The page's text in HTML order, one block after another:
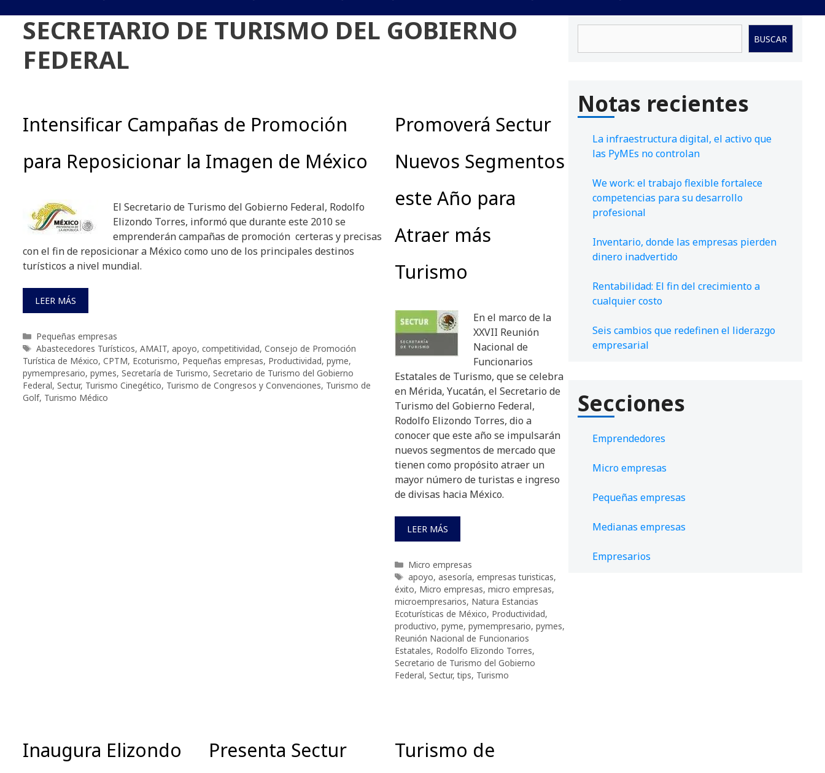
SECRETARIO DE TURISMO DEL GOBIERNO
FEDERAL
Intensificar Campañas de Promoción
para Reposicionar la Imagen de México
El Secretario de Turismo del Gobierno Federal, Rodolfo
Elizondo Torres, informó que durante este 2010 se
emprenderán campañas de promoción certeras y precisas
con el fin de reposicionar a México como uno de los principales destinos
turísticos a nivel mundial.
LEER MÁS
Categorías
Pequeñas empresas
Etiquetas
Abastecedores Turísticos, AMAIT, apoyo, competitividad, Consejo de Promoción
Turística de México, CPTM, Ecoturismo, Pequeñas empresas, Productividad, pyme,
pymempresario, pymes, Secretaría de Turismo, Secretario de Turismo del Gobierno
Federal, Sectur, Turismo Cinegético, Turismo de Congresos y Convenciones, Turismo de
Golf, Turismo Médico
Promoverá Sectur
Nuevos Segmentos
este Año para
Atraer más
Turismo
En el marco de la
XXVII Reunión
Nacional de
Funcionarios
Estatales de Turismo, que se celebra
en Mérida, Yucatán, el Secretario de
Turismo del Gobierno Federal,
Rodolfo Elizondo Torres, dio a
conocer que este año se impulsarán
nuevos segmentos de mercado que
tienen como propósito atraer un
mayor número de turistas e ingreso
de divisas hacia México.
LEER MÁS
Categorías
Micro empresas
Etiquetas
apoyo, asesoría, empresas turisticas,
éxito, Micro empresas, micro empresas,
microempresarios, Natura Estancias
Ecoturísticas de México, Productividad,
productivo, pyme, pymempresario, pymes,
Reunión Nacional de Funcionarios
Estatales, Rodolfo Elizondo Torres,
Secretario de Turismo del Gobierno
Federal, Sectur,tips, Turismo
Inaugura Elizondo
Presenta Sectur
Turismo de
BUSCAR
Notas recientes
La infraestructura digital, el activo que
las PyMEs no controlan
We work: el trabajo flexible fortalece
competencias para su desarrollo
profesional
Inventario, donde las empresas pierden
dinero inadvertido
Rentabilidad: El fin del crecimiento a
cualquier costo
Seis cambios que redefinen el liderazgo
empresarial
Secciones
Emprendedores
Micro empresas
Pequeñas empresas
Medianas empresas
Empresarios